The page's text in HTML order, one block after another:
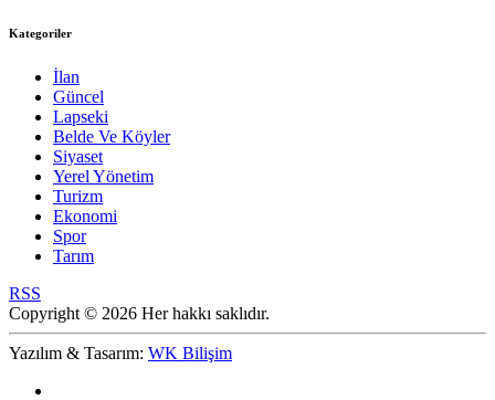
Kategoriler
İlan
Güncel
Lapseki
Belde Ve Köyler
Siyaset
Yerel Yönetim
Turizm
Ekonomi
Spor
Tarım
RSS
Copyright © 2026 Her hakkı saklıdır.
Yazılım & Tasarım: WK Bilişim